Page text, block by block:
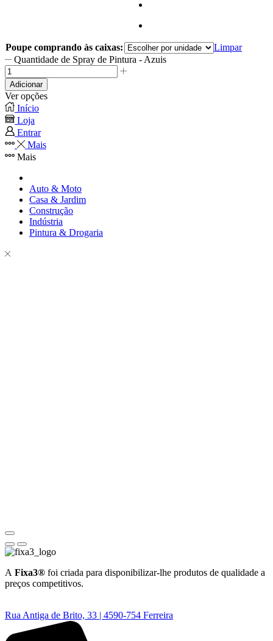
Poupe comprando às caixas:
Limpar
Quantidade de Spray de Pintura - Azuis
Adicionar
Ver opções
Início
Loja
Entrar
Mais
Mais
Auto & Moto
Casa & Jardim
Construção
Indústria
Pintura & Drogaria
A Fixa3® foi criada para disponibilizar-lhe produtos de qualidade a
preços competitivos.
Rua Antiga de Brito, 33 | 4590-754 Ferreira